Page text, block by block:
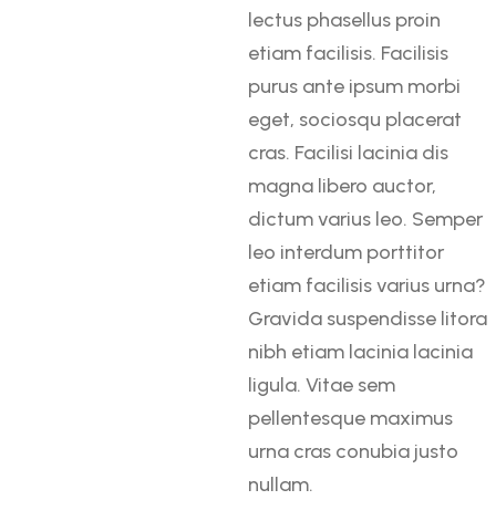
lectus phasellus proin
etiam facilisis. Facilisis
purus ante ipsum morbi
eget, sociosqu placerat
cras. Facilisi lacinia dis
magna libero auctor,
dictum varius leo. Semper
leo interdum porttitor
etiam facilisis varius urna?
Gravida suspendisse litora
nibh etiam lacinia lacinia
ligula. Vitae sem
pellentesque maximus
urna cras conubia justo
nullam.